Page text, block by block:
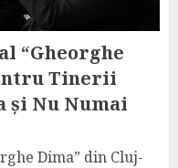
“Gheorghe
Tinerii
și Nu Numai
Dima” din Cluj-